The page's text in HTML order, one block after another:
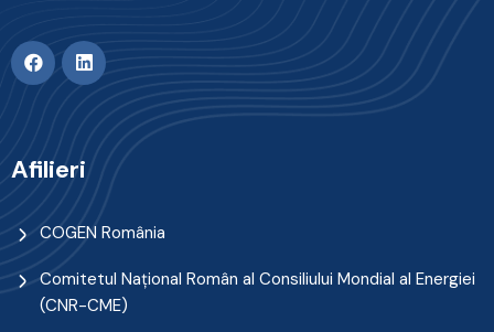
Afilieri
COGEN România
Comitetul Naţional Român al Consiliului Mondial al Energiei
(CNR-CME)